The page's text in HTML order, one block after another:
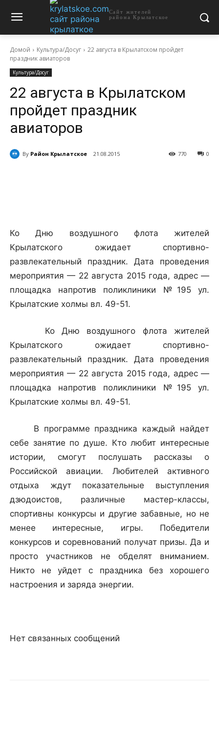
Сайт жителей
района Крылатское
Домой Культура/Досуг
22 августа в Крылатском пройдет
праздник авиаторов
Культура/Досуг
22 августа в Крылатском
пройдет праздник
авиаторов
By Район Крылатское 21.08.2015 0
770
Ко Дню воздушного флота жителей
Крылатского ожидает спортивно-
развлекательный праздник. Дата проведения
мероприятия — 22 августа 2015 года, адрес —
площадка напротив поликлиники №195 ул.
Крылатские холмы вл. 49-51.
Ко Дню воздушного флота жителей
Крылатского ожидает спортивно-
развлекательный праздник. Дата проведения
мероприятия — 22 августа 2015 года, адрес —
площадка напротив поликлиники №195 ул.
Крылатские холмы вл. 49-51.
В программе праздника каждый найдет
себе занятие по душе. Кто любит интересные
истории, смогут послушать рассказы о
Российской авиации. Любителей активного
отдыха ждут показательные выступления
дзюдоистов, различные мастер-классы,
спортивны конкурсы и другие забавные, но не
менее интересные, игры. Победители
конкурсов и соревнований получат призы. Да и
просто участников не обделят вниманием.
Никто не уйдет с праздника без хорошего
настроения и заряда энергии.
Нет связанных сообщений